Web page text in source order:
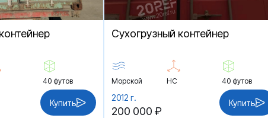
40 футов
Купить
Cухогрузный контейнер
Морской HC 40 футов
2012 г.
200 000 ₽
Купить